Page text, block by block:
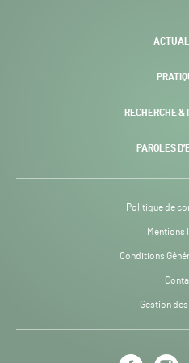
-
RECHERCHE &
PAROLES
Politique de
Mentions
Conditions
Gestion